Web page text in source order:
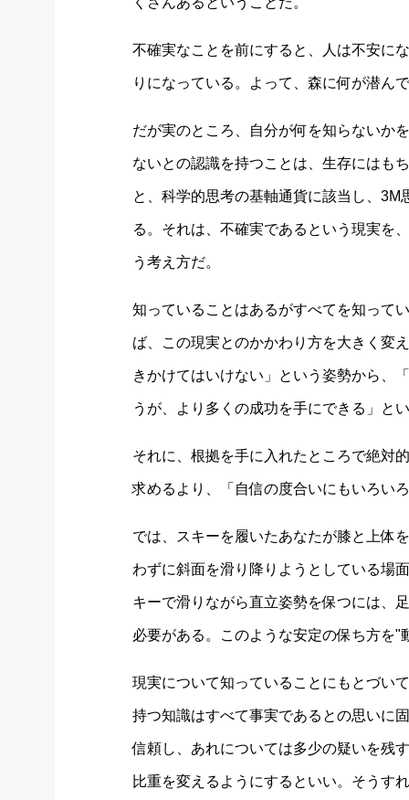
不確実なことを前にすると、人は不安に
りになっている。よって、森に何が潜ん
だが実のところ、自分が何を知らないか
ないとの認識を持つことは、生存にはも
と、科学的思考の基軸通貨に該当し、
る。それは、不確実であるという現実を
う考え方だ。
知っていることはあるがすべてを知って
ば、この現実とのかかわり方を大きく変
きかけてはいけない」という姿勢から、
うが、より多くの成功を手にできる」と
それに、根拠を手に入れたところで絶対
求めるより、「自信の度合いにもいろい
では、スキーを履いたあなたが膝と上体
わずに斜面を滑り降りようとしている場
キーで滑りながら直立姿勢を保つには、
必要がある。このような安定の保ち方を"
現実について知っていることにもとづい
持つ知識はすべて事実であるとの思いに
信頼し、あれについては多少の疑いを残
比重を変えるようにするといい。そうす